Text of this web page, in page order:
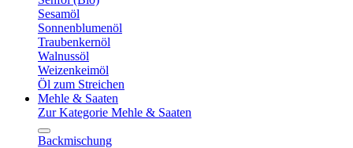
Sesamöl
Sonnenblumenöl
Traubenkernöl
Walnussöl
Weizenkeimöl
Öl zum Streichen
Mehle & Saaten
Zur Kategorie Mehle & Saaten
Backmischung